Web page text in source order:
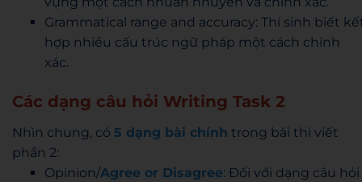
Grammatical range and accuracy: Thí sinh biết
hợp nhiều cấu trúc ngữ pháp một cách chính
xác.
Các dạng câu hỏi Writing Task 2
Nhìn chung, có 5 dạng bài chính trong bài thi viết
phần 2:
Opinion/Agree or Disagree: Đối với dạng câu hỏi